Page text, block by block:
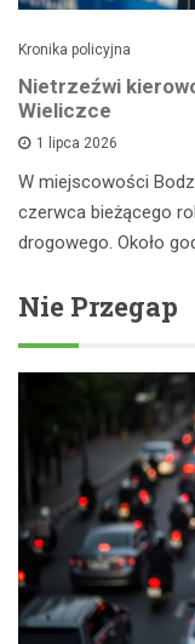
Kronika policyjna
Nietrzeźwi
Wieliczce
1 lipca 2026
W miejscowości
czerwca bieżącego
drogowego. Około
Nie Przegap